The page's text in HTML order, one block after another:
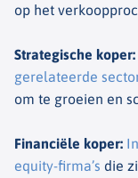
op het
Strategische koper:
gerelateerde
om te groeien en
Financiële koper:
equity-firma’s die